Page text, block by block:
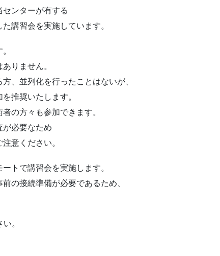
ンターが有する
講習会を実施しています。
りません。
、並列化を行ったことはないが、
推奨いたします。
の方々も参加できます。
が必要なため
意ください。
トで講習会を実施します。
の接続準備が必要であるため、
。